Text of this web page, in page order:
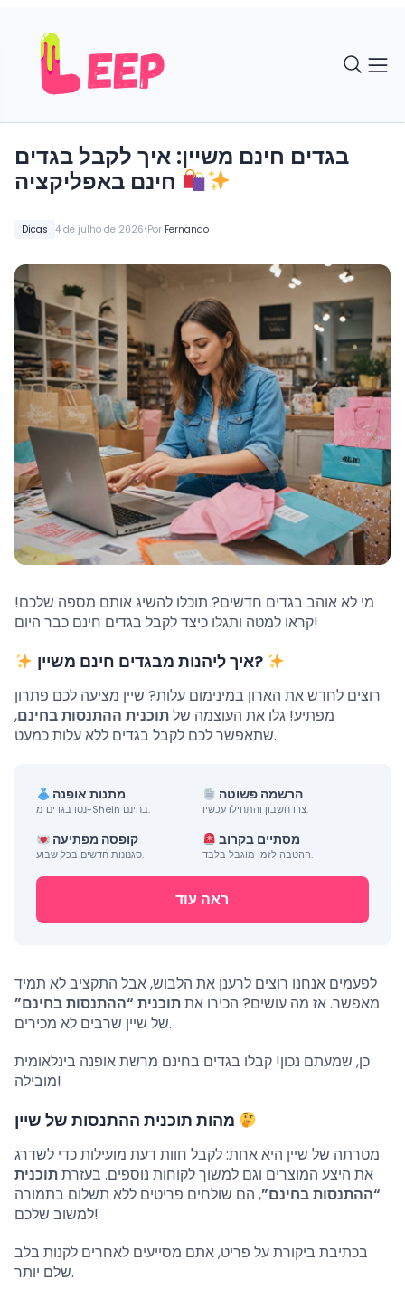
Dicas 4 de julho de 2026•Por Fernando
בגדים חינם משיין: איך לקבל בגדים
מי לא אוהב בגדים חדשים? תוכלו להשיג אותם מספה שלכם!
קראו למטה ותגלו כיצד לקבל בגדים חינם כבר היום!
איך ליהנות מבגדים חינם משיין?
רוצים לחדש את הארון במינימום עלות? שיין מציעה לכם פתרון
מפתיע! גלו את העוצמה שלתוכנית ההתנסות בחינם,
שתאפשר לכם לקבל בגדים ללא עלות כמעט.
מתנות אופנה
נסו בגדים מ-Shein בחינם.
הרשמה פשוטה
צרו חשבון והתחילו עכשיו.
קופסה מפתיעה
סגנונות חדשים בכל שבוע.
מסתיים בקרוב
ההטבה לזמן מוגבל בלבד.
ראה עוד
לפעמים אנחנו רוצים לרענן את הלבוש, אבל התקציב לא תמיד
מאפשר. אז מה עושים? הכירו אתתוכנית “ההתנסות בחינם”
של שיין שרבים לא מכירים.
כן, שמעתם נכון! קבלו בגדים בחינם מרשת אופנה בינלאומית
מובילה!
מטרתה של שיין היא אחת: לקבל חוות דעת מועילות כדי לשדרג
את היצע המוצרים וגם למשוך לקוחות נוספים. בעזרתתוכנית
“ההתנסות בחינם”, הם שולחים פריטים ללא תשלום בתמורה
למשוב שלכם!
בכתיבת ביקורת על פריט, אתם מסייעים לאחרים לקנות בלב
שלם יותר.